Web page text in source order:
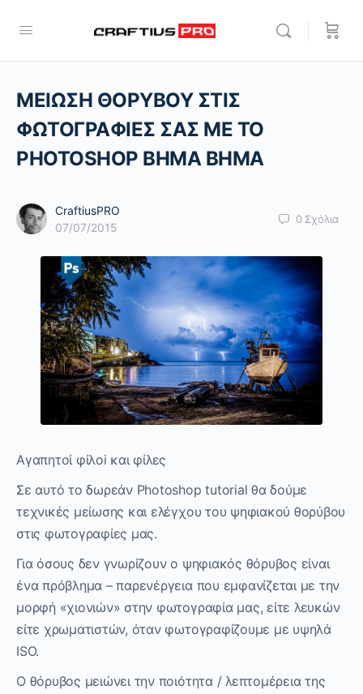
ΜΕΙΩΣΗ ΘΟΡΥΒΟΥ ΣΤΙΣ
ΦΩΤΟΓΡΑΦΙΕΣ ΣΑΣ ΜΕ ΤΟ
PHOTOSHOP ΒΗΜΑ ΒΗΜΑ
CraftiusPRO
07/07/2015
0 Σχόλια
Αγαπητοί φίλoi και φίλες
Σε αυτό το δωρεάν Photoshop tutorial θα δούμε
τεχνικές μείωσης και ελέγχου του ψηφιακού θορύβου
στις φωτογραφίες μας.
Για όσους δεν γνωρίζουν ο ψηφιακός θόρυβος είναι
ένα πρόβλημα – παρενέργεια που εμφανίζεται με την
μορφή «χιονιών» στην φωτογραφία μας, είτε λευκών
είτε χρωματιστών, όταν φωτογραφίζουμε με υψηλά
ISO.
Ο θόρυβος μειώνει την ποιότητα / λεπτομέρεια της